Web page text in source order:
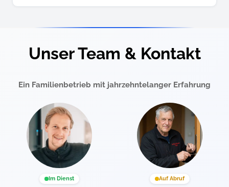
Unser Team & Kontakt
Ein Familienbetrieb mit jahrzehntelanger Erfahrung
Im Dienst Auf Abruf